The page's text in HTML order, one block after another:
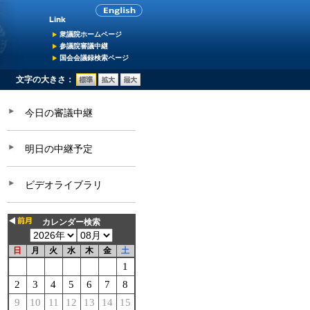
衆議院ホームページ
参議院審議中継
国会会議録検索ページ
文字の大きさ：
今日の審議中継
明日の中継予定
ビデオライブラリ
カレンダー検索
日 月 火 水 木 金 土
1
2
3 4 5 6 7
8
9
10 11 12 13 14
15